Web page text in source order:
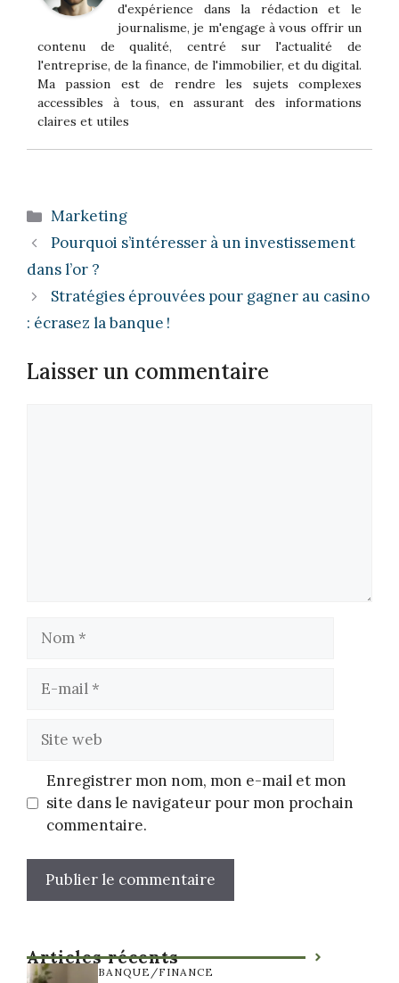
d'expérience dans la rédaction et le
journalisme, je m'engage à vous offrir un
contenu de qualité, centré sur l'actualité de
l'entreprise, de la finance, de l'immobilier, et du digital.
Ma passion est de rendre les sujets complexes
accessibles à tous, en assurant des informations
claires et utiles
Catégories
Marketing
Pourquoi s’intéresser à un investissement
dans l’or ?
Stratégies éprouvées pour gagner au casino
: écrasez la banque !
Laisser un commentaire
mail
web
Enregistrer mon nom, mon e-mail et mon
site dans le navigateur pour mon prochain
commentaire.
Articles récents
BANQUE/FINANCE